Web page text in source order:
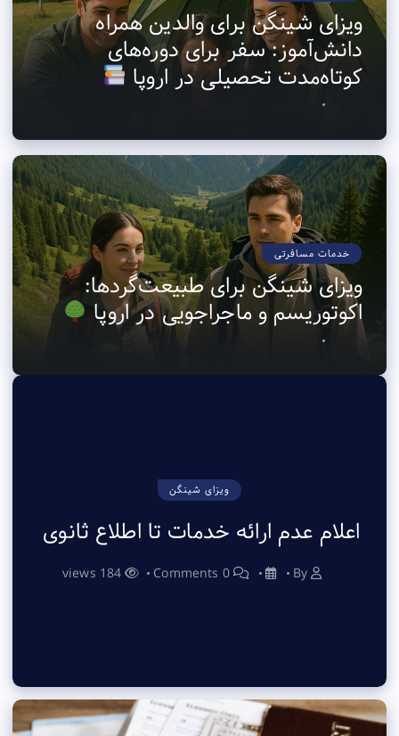
ویزای شینگن برای والدین همراه
دانش‌آموز: سفر برای دوره‌های
کوتاه‌مدت تحصیلی در اروپا
خدمات مسافرتی
ویزای شینگن برای طبیعت‌گردها:
اکوتوریسم و ماجراجویی در اروپا
ویزای شینگن
اعلام عدم ارائه خدمات تا اطلاع ثانوی
By
0 Comments
184 views